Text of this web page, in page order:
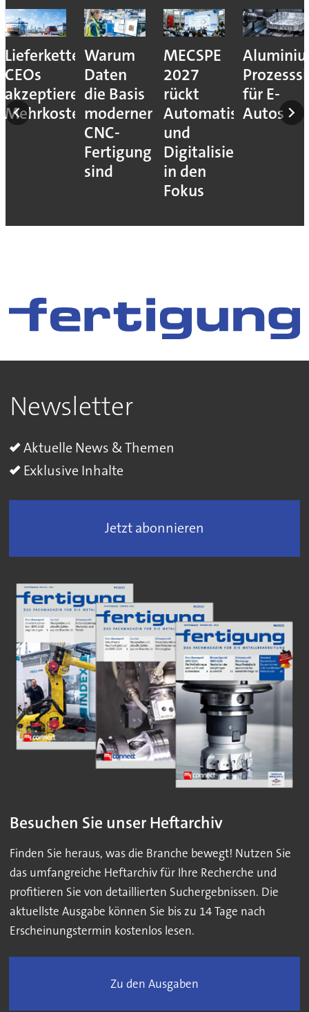
Lieferkettenresilienz:
CEOs
akzeptieren
Mehrkosten
Warum
Daten
die Basis
moderner
CNC-
Fertigung
sind
MECSPE
2027
rückt
Automatisierung
und
Digitalisierung
in den
Fokus
für E-
Autos
Newsletter
Aktuelle News & Themen
Exklusive Inhalte
Jetzt abonnieren
Besuchen Sie unser Heftarchiv
Finden Sie heraus, was die Branche bewegt! Nutzen Sie
das umfangreiche Heftarchiv für Ihre Recherche und
profitieren Sie von detaillierten Suchergebnissen. Die
aktuellste Ausgabe können Sie bis zu 14 Tage nach
Erscheinungstermin kostenlos lesen.
Zu den Ausgaben